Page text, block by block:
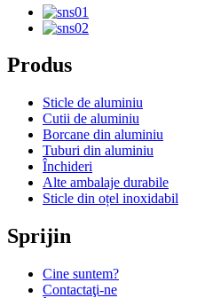
Produs
Sticle de aluminiu
Cutii de aluminiu
Borcane din aluminiu
Tuburi din aluminiu
Închideri
Alte ambalaje durabile
Sticle din oțel inoxidabil
Sprijin
Cine suntem?
Contactaţi-ne